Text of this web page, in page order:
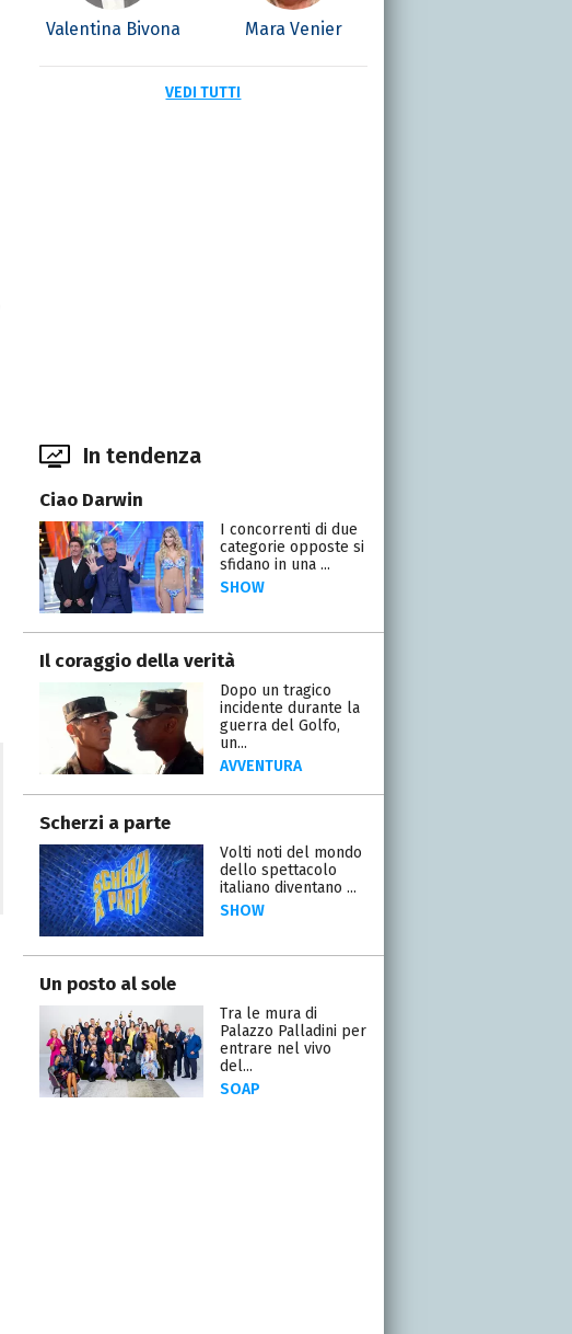
Valentina Bivona Mara Venier
VEDI TUTTI
In tendenza
Ciao Darwin
I concorrenti di due
categorie opposte si
sfidano in una ...
SHOW
Il coraggio della verità
Dopo un tragico
incidente durante la
guerra del Golfo,
un...
AVVENTURA
Scherzi a parte
Volti noti del mondo
dello spettacolo
italiano diventano ...
SHOW
Un posto al sole
Tra le mura di
Palazzo Palladini per
entrare nel vivo
del...
SOAP